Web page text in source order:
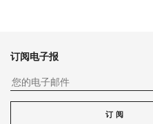
订阅电子报
订阅